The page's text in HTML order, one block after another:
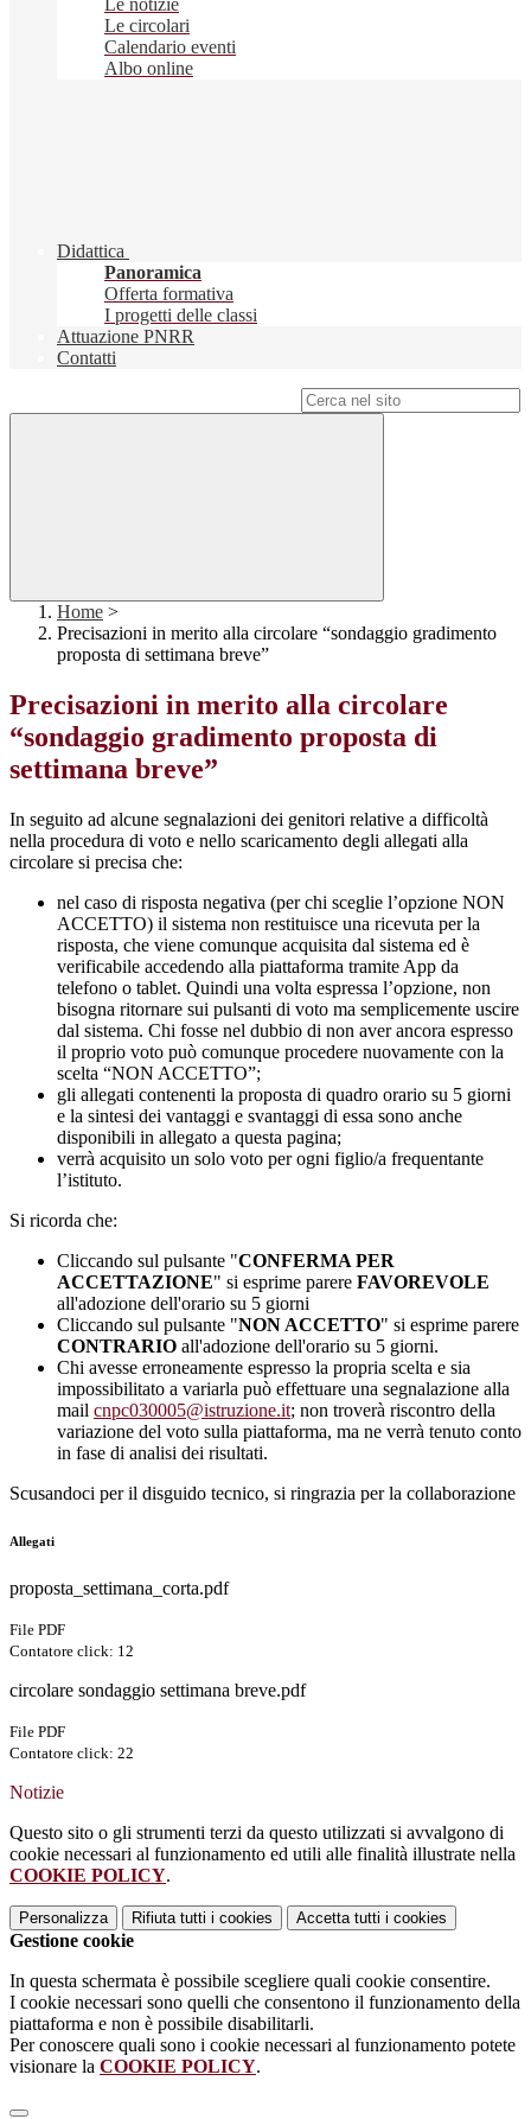
Le notizie
Le circolari
Calendario eventi
Albo online
Didattica
Panoramica
Offerta formativa
I progetti delle classi
Attuazione PNRR
Contatti
Home >
Precisazioni in merito alla circolare “sondaggio gradimento
proposta di settimana breve”
Precisazioni in merito alla circolare
“sondaggio gradimento proposta di
settimana breve”
In seguito ad alcune segnalazioni dei genitori relative a difficoltà
nella procedura di voto e nello scaricamento degli allegati alla
circolare si precisa che:
nel caso di risposta negativa (per chi sceglie l’opzione NON
ACCETTO) il sistema non restituisce una ricevuta per la
risposta, che viene comunque acquisita dal sistema ed è
verificabile accedendo alla piattaforma tramite App da
telefono o tablet. Quindi una volta espressa l’opzione, non
bisogna ritornare sui pulsanti di voto ma semplicemente uscire
dal sistema. Chi fosse nel dubbio di non aver ancora espresso
il proprio voto può comunque procedere nuovamente con la
scelta “NON ACCETTO”;
gli allegati contenenti la proposta di quadro orario su 5 giorni
e la sintesi dei vantaggi e svantaggi di essa sono anche
disponibili in allegato a questa pagina;
verrà acquisito un solo voto per ogni figlio/a frequentante
l’istituto.
Si ricorda che:
Cliccando sul pulsante "CONFERMA PER
ACCETTAZIONE" si esprime parere FAVOREVOLE
all'adozione dell'orario su 5 giorni
Cliccando sul pulsante "NON ACCETTO" si esprime parere
CONTRARIO all'adozione dell'orario su 5 giorni.
Chi avesse erroneamente espresso la propria scelta e sia
impossibilitato a variarla può effettuare una segnalazione alla
mail cnpc030005@istruzione.it; non troverà riscontro della
variazione del voto sulla piattaforma, ma ne verrà tenuto conto
in fase di analisi dei risultati.
Scusandoci per il disguido tecnico, si ringrazia per la collaborazione
Allegati
proposta_settimana_corta.pdf
File PDF
Contatore click: 12
circolare sondaggio settimana breve.pdf
File PDF
Contatore click: 22
Notizie
Questo sito o gli strumenti terzi da questo utilizzati si avvalgono di
cookie necessari al funzionamento ed utili alle finalità illustrate nella
COOKIE POLICY.
Personalizza Rifiuta tutti i cookies Accetta tutti i cookies
Gestione cookie
In questa schermata è possibile scegliere quali cookie consentire.
I cookie necessari sono quelli che consentono il funzionamento della
piattaforma e non è possibile disabilitarli.
Per conoscere quali sono i cookie necessari al funzionamento potete
visionare la COOKIE POLICY.